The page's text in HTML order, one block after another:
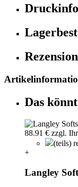
Das
(teils)
+
Langley